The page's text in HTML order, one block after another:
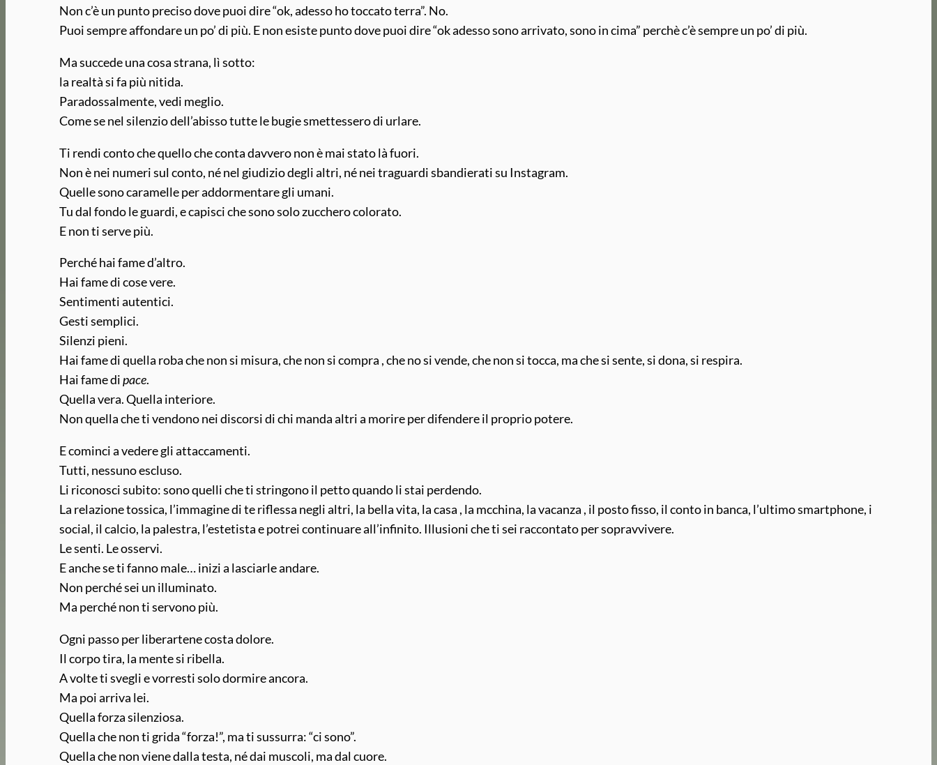
Non c’è un punto preciso dove puoi dire “ok, adesso ho toccato terra”. No.
Puoi sempre affondare un po’ di più. E non esiste punto dove puoi dire “ok adesso sono arrivato, sono in cima” perchè c’è sempre un po’ di più.
Ma succede una cosa strana, lì sotto:
la realtà si fa più nitida.
Paradossalmente, vedi meglio.
Come se nel silenzio dell’abisso tutte le bugie smettessero di urlare.
Ti rendi conto che quello che conta davvero non è mai stato là fuori.
Non è nei numeri sul conto, né nel giudizio degli altri, né nei traguardi sbandierati su Instagram.
Quelle sono caramelle per addormentare gli umani.
Tu dal fondo le guardi, e capisci che sono solo zucchero colorato.
E non ti serve più.
Perché hai fame d’altro.
Hai fame di cose vere.
Sentimenti autentici.
Gesti semplici.
Silenzi pieni.
Hai fame di quella roba che non si misura, che non si compra , che no si vende, che non si tocca, ma che si sente, si dona, si respira.
Hai fame dipace.
Quella vera. Quella interiore.
Non quella che ti vendono nei discorsi di chi manda altri a morire per difendere il proprio potere.
E cominci a vedere gli attaccamenti.
Tutti, nessuno escluso.
Li riconosci subito: sono quelli che ti stringono il petto quando li stai perdendo.
La relazione tossica, l’immagine di te riflessa negli altri, la bella vita, la casa , la mcchina, la vacanza , il posto fisso, il conto in banca, l’ultimo smartphone, i
social, il calcio, la palestra, l’estetista e potrei continuare all’infinito. Illusioni che ti sei raccontato per sopravvivere.
Le senti. Le osservi.
E anche se ti fanno male… inizi a lasciarle andare.
Non perché sei un illuminato.
Ma perché non ti servono più.
Ogni passo per liberartene costa dolore.
Il corpo tira, la mente si ribella.
A volte ti svegli e vorresti solo dormire ancora.
Ma poi arriva lei.
Quella forza silenziosa.
Quella che non ti grida “forza!”, ma ti sussurra: “ci sono”.
Quella che non viene dalla testa, né dai muscoli, ma dal cuore.